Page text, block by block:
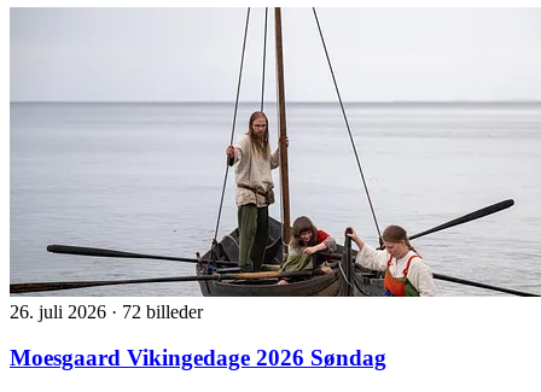
26. juli 2026 · 72 billeder
Moesgaard Vikingedage 2026 Søndag